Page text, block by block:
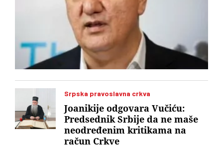
Srpska pravoslavna crkva
Joanikije odgovara Vučiću:
Predsednik Srbije da ne maše
neodređenim kritikama na
račun Crkve